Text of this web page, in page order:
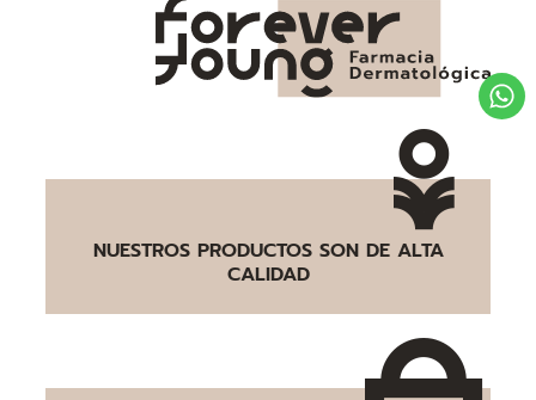
NUESTROS PRODUCTOS SON DE ALTA
CALIDAD